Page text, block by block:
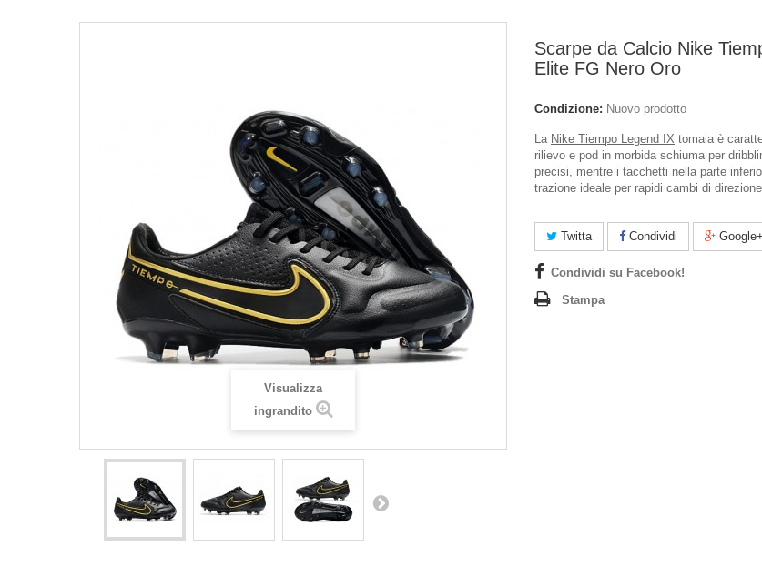
Visualizza
ingrandito
Scarpe da Calcio Nike
Elite FG Nero Oro
Condizione: Nuovo prodotto
La Nike Tiempo Legend IX tomaia è
rilievo e pod in morbida schiuma per
precisi, mentre i tacchetti nella parte
trazione ideale per rapidi cambi di
Twitta Condividi Google+
Condividi su Facebook!
Stampa